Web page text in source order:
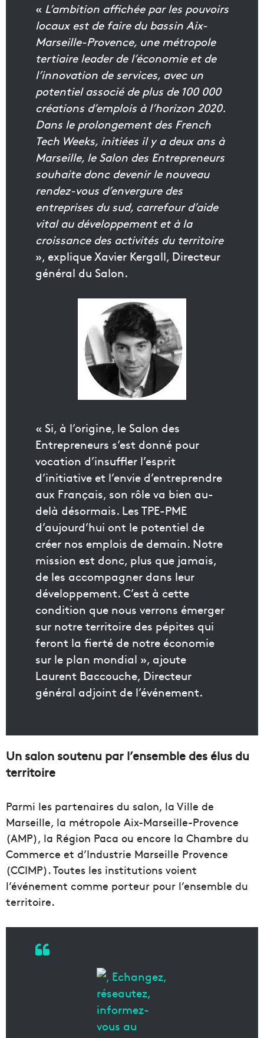
« L’ambition affichée par les pouvoirs
locaux est de faire du bassin Aix-
Marseille-Provence, une métropole
tertiaire leader de l’économie et de
l’innovation de services, avec un
potentiel associé de plus de 100 000
créations d’emplois à l’horizon 2020.
Dans le prolongement des French
Tech Weeks, initiées il y a deux ans à
Marseille, le Salon des Entrepreneurs
souhaite donc devenir le nouveau
rendez-vous d’envergure des
entreprises du sud, carrefour d’aide
vital au développement et à la
croissance des activités du territoire
», explique Xavier Kergall, Directeur
général du Salon.
« Si, à l’origine, le Salon des
Entrepreneurs s’est donné pour
vocation d’insuffler l’esprit
d’initiative et l’envie d’entreprendre
aux Français, son rôle va bien au-
delà désormais. Les TPE-PME
d’aujourd’hui ont le potentiel de
créer nos emplois de demain. Notre
mission est donc, plus que jamais,
de les accompagner dans leur
développement. C’est à cette
condition que nous verrons émerger
sur notre territoire des pépites qui
feront la fierté de notre économie
sur le plan mondial », ajoute
Laurent Baccouche, Directeur
général adjoint de l’événement.
Un salon soutenu par l’ensemble des élus du
territoire
Parmi les partenaires du salon, la Ville de
Marseille, la métropole Aix-Marseille-Provence
(AMP), la Région Paca ou encore la Chambre du
Commerce et d’Industrie Marseille Provence
(CCIMP). Toutes les institutions voient
l’événement comme porteur pour l’ensemble du
territoire.